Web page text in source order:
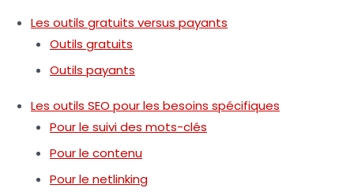
Les outils gratuits versus payants
Outils gratuits
Outils payants
Les outils SEO pour les besoins spécifiques
Pour le suivi des mots-clés
Pour le contenu
Pour le netlinking